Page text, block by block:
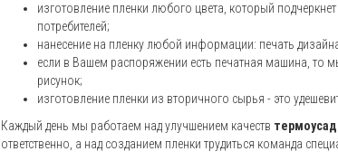
изготовление пленки любого цвета, который
потребителей;
нанесение на пленку любой информации: печать
если в Вашем распоряжении есть печатная машина, то
рисунок;
изготовление пленки из вторичного сырья - это
Каждый день мы работаем над улучшением качеств
ответственно, а над созданием пленки трудиться команда